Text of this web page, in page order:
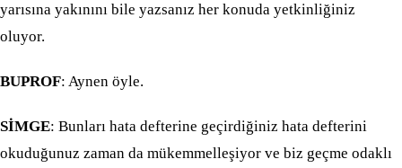
yarısına yakınını bile yazsanız her konuda yetkinliğiniz
oluyor.
BUPROF: Aynen öyle.
SİMGE: Bunları hata defterine geçirdiğiniz hata defterini
okuduğunuz zaman da mükemmelleşiyor ve biz geçme odaklı